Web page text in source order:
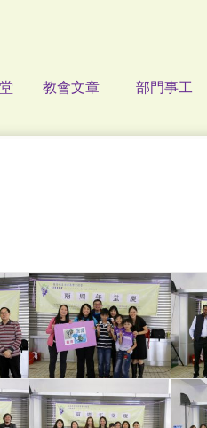
教會文章 部門事工